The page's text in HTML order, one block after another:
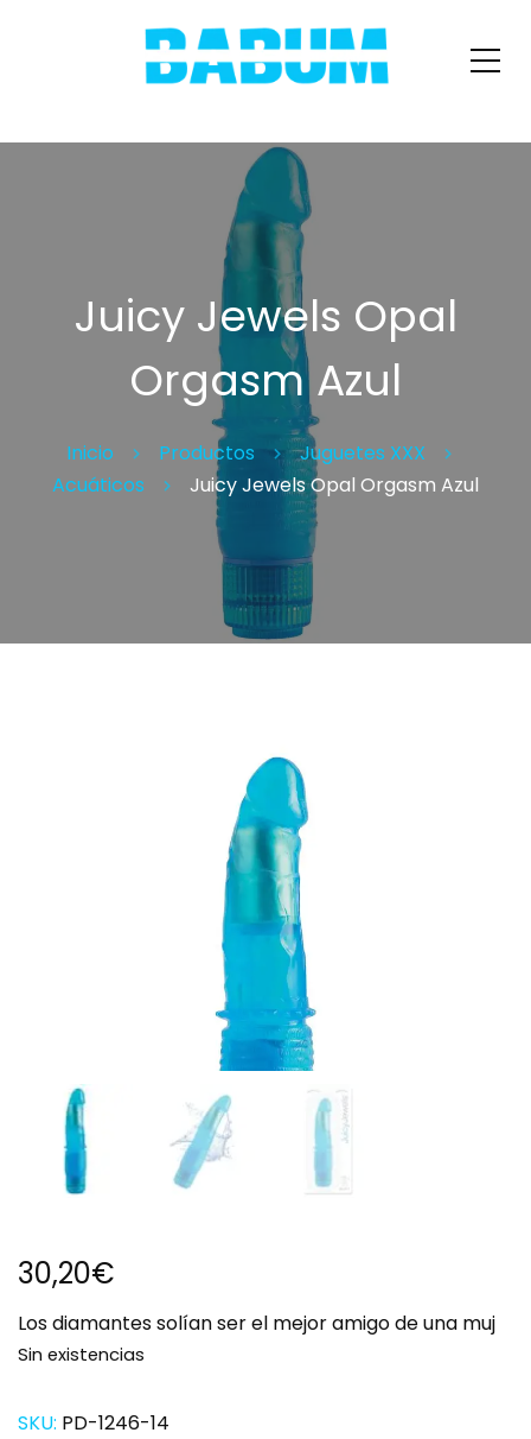
Juicy Jewels Opal
Orgasm Azul
Inicio Productos
Juguetes XXX
Acuáticos
Juicy Jewels Opal Orgasm Azul
30,20€
Los diamantes solían ser el mejor amigo de una muj
Sin existencias
SKU: PD-1246-14